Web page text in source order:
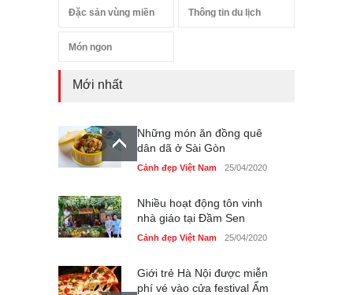
Đặc sản vùng miền Thông tin du lịch
Món ngon
Mới nhất
Những món ăn đồng quê
dân dã ở Sài Gòn
Cảnh đẹp Việt Nam 25/04/2020
Nhiều hoạt động tôn vinh
nhà giáo tại Đầm Sen
Cảnh đẹp Việt Nam 25/04/2020
Giới trẻ Hà Nội được miễn
phí vé vào cửa festival Ẩm